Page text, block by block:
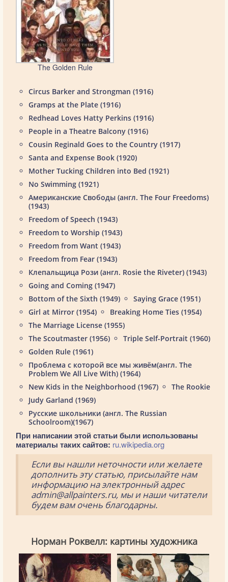
The Golden Rule
Circus Barker and Strongman (1916)
Gramps at the Plate (1916)
Redhead Loves Hatty Perkins (1916)
People in a Theatre Balcony (1916)
Cousin Reginald Goes to the Country (1917)
Santa and Expense Book (1920)
Mother Tucking Children into Bed (1921)
No Swimming (1921)
Американские Свободы (англ. The Four Freedoms)
(1943)
Freedom of Speech (1943)
Freedom to Worship (1943)
Freedom from Want (1943)
Freedom from Fear (1943)
Клепальщица Рози (англ. Rosie the Riveter) (1943)
Going and Coming (1947)
Bottom of the Sixth (1949)
Saying Grace (1951)
Girl at Mirror (1954)
Breaking Home Ties (1954)
The Marriage License (1955)
The Scoutmaster (1956)
Triple Self-Portrait (1960)
Golden Rule (1961)
Проблема с которой все мы живём(англ. The
Problem We All Live With) (1964)
New Kids in the Neighborhood (1967)
The Rookie
Judy Garland (1969)
Русские школьники (англ. The Russian
Schoolroom)(1967)
При написании этой статьи были использованы
материалы таких сайтов: ru.wikipedia.org
Если вы нашли неточности или желаете
дополнить эту статью, присылайте нам
информацию на электронный адрес
admin@allpainters.ru, мы и наши читатели
будем вам очень благодарны.
Норман Роквелл: картины художника